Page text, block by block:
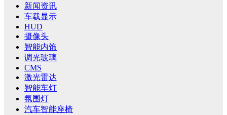
新闻资讯
车载显示
HUD
摄像头
智能内饰
调光玻璃
CMS
激光雷达
智能车灯
氛围灯
汽车智能座椅